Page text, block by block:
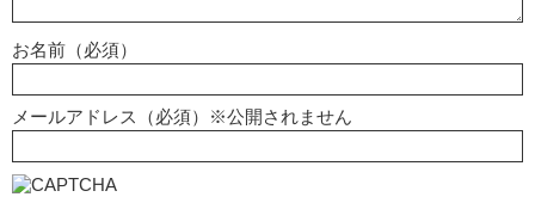
お名前（必須）
メールアドレス（必須）※公開されません